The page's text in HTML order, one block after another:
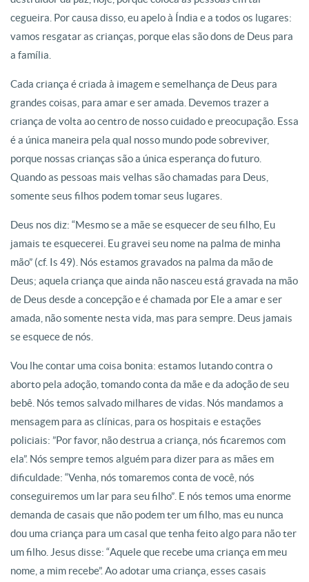
cegueira. Por causa disso, eu apelo à Índia e a todos os lugares:
vamos resgatar as crianças, porque elas são dons de Deus para
a família.
Cada criança é criada à imagem e semelhança de Deus para
grandes coisas, para amar e ser amada. Devemos trazer a
criança de volta ao centro de nosso cuidado e preocupação. Essa
é a única maneira pela qual nosso mundo pode sobreviver,
porque nossas crianças são a única esperança do futuro.
Quando as pessoas mais velhas são chamadas para Deus,
somente seus filhos podem tomar seus lugares.
Deus nos diz: “Mesmo se a mãe se esquecer de seu filho, Eu
jamais te esquecerei. Eu gravei seu nome na palma de minha
mão” (cf. Is 49). Nós estamos gravados na palma da mão de
Deus; aquela criança que ainda não nasceu está gravada na mão
de Deus desde a concepção e é chamada por Ele a amar e ser
amada, não somente nesta vida, mas para sempre. Deus jamais
se esquece de nós.
Vou lhe contar uma coisa bonita: estamos lutando contra o
aborto pela adoção, tomando conta da mãe e da adoção de seu
bebê. Nós temos salvado milhares de vidas. Nós mandamos a
mensagem para as clínicas, para os hospitais e estações
policiais: ”Por favor, não destrua a criança, nós ficaremos com
ela”. Nós sempre temos alguém para dizer para as mães em
dificuldade: “Venha, nós tomaremos conta de você, nós
conseguiremos um lar para seu filho”. E nós temos uma enorme
demanda de casais que não podem ter um filho, mas eu nunca
dou uma criança para um casal que tenha feito algo para não ter
um filho. Jesus disse: “Aquele que recebe uma criança em meu
nome, a mim recebe”. Ao adotar uma criança, esses casais